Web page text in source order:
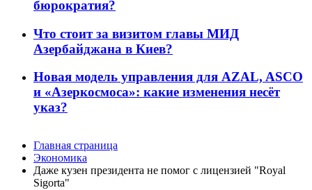
бюрократия?
Что стоит за визитом главы МИД
Азербайджана в Киев?
Новая модель управления для AZAL, ASCO
и «Азеркосмоса»: какие изменения несёт
указ?
Главная страница
Экономика
Даже кузен президента не помог с лицензией "Royal
Sigorta"